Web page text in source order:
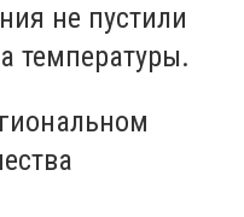
не пустили
температуры.